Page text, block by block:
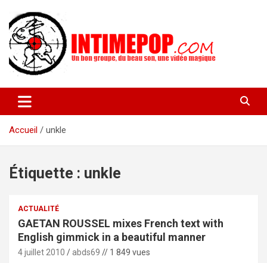
contenu
intimepop.com
actuelles pop rock, post-rock, indé sur Lyon. rock pop concert
lyon
Accueil
unkle
Étiquette : unkle
ACTUALITÉ
GAETAN ROUSSEL mixes French text with
English gimmick in a beautiful manner
4 juillet 2010 abds69 // 1 849 vues